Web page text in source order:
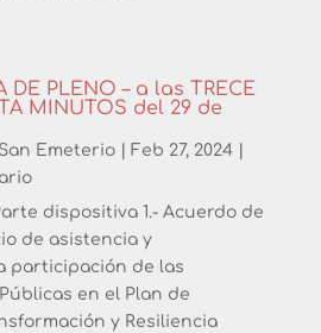
DE PLENO – a las TRECE
MINUTOS del 29 de
Emeterio| Feb 27, 2024|
dispositiva 1.- Acuerdo de
de asistencia y
participación de las
en el Plan de
y Resiliencia